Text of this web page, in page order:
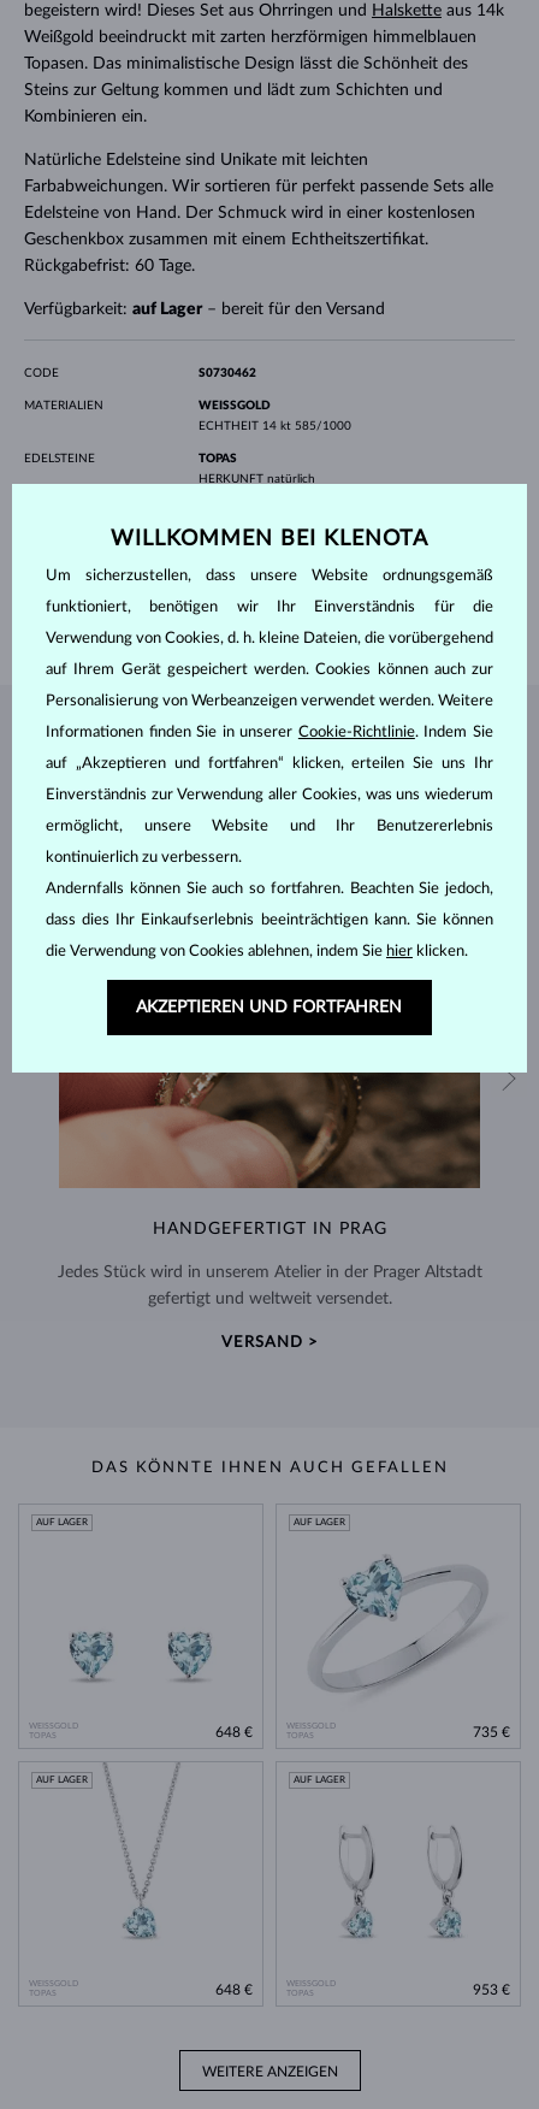
begeistern wird! Dieses Set aus Ohrringen und Halsketteaus 14k
Weißgold beeindruckt mit zarten herzförmigen himmelblauen
Topasen. Das minimalistische Design lässt die Schönheit des
Steins zur Geltung kommen und lädt zum Schichten und
Kombinieren ein.
Natürliche Edelsteine sind Unikate mit leichten
Farbabweichungen. Wir sortieren für perfekt passende Sets alle
Edelsteine von Hand. Der Schmuck wird in einer kostenlosen
Geschenkbox zusammen mit einem Echtheitszertifikat.
Rückgabefrist: 60 Tage.
Verfügbarkeit: auf Lager– bereit für den Versand
CODE S0730462
MATERIALIEN
WEISSGOLD
ECHTHEIT 14 kt 585/1000
EDELSTEINE
TOPAS
HERKUNFT natürlich
HÖHE
5.00 mm
SCHMUCK AUS DEMKLENOTA ATELIER
HANDGEFERTIGT IN PRAG
Jedes Stück wird in unserem Atelier in der Prager Altstadt
gefertigt und weltweit versendet.
VERSAND >
DAS KÖNNTE IHNEN AUCH GEFALLEN
WEISSGOLD
TOPAS
AUF LAGER
648 €
WEISSGOLD
TOPAS
AUF LAGER
735 €
WEISSGOLD
TOPAS
AUF LAGER
648 €
WEISSGOLD
TOPAS
AUF LAGER
953 €
WEITERE ANZEIGEN
WILLKOMMEN BEI KLENOTA
Um sicherzustellen, dass unsere Website ordnungsgemäß
funktioniert, benötigen wir Ihr Einverständnis für die
Verwendung von Cookies, d. h. kleine Dateien, die vorübergehend
auf Ihrem Gerät gespeichert werden. Cookies können auch zur
Personalisierung von Werbeanzeigen verwendet werden. Weitere
Informationen finden Sie in unserer Cookie-Richtlinie. Indem Sie
auf „Akzeptieren und fortfahren“ klicken, erteilen Sie uns Ihr
Einverständnis zur Verwendung aller Cookies, was uns wiederum
ermöglicht, unsere Website und Ihr Benutzererlebnis
kontinuierlich zu verbessern.
Andernfalls können Sie auch so fortfahren. Beachten Sie jedoch,
dass dies Ihr Einkaufserlebnis beeinträchtigen kann. Sie können
die Verwendung von Cookies ablehnen, indem Sie hier klicken.
AKZEPTIEREN UND FORTFAHREN